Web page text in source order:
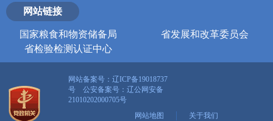
网站链接
国家粮食和物资储备局
省发展和改革委员会
省检验检测认证中心
网站备案号：辽ICP备19018737
号 公安备案号： 辽公网安备
21010202000705号
网站地图
关于我们